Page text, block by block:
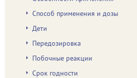
Способ применения и дозы
Дети
Передозировка
Побочные реакции
Срок годности